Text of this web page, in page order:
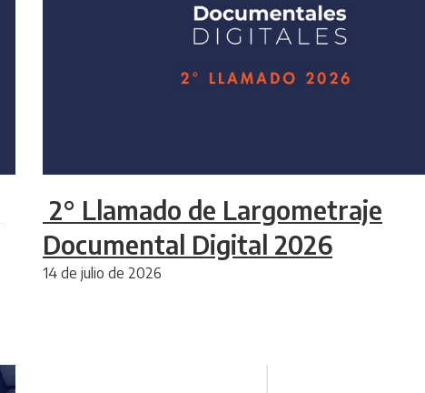
2° Llamado de Largometraje
Documental Digital 2026
14 de julio de 2026